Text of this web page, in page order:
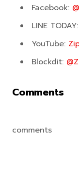
Facebook:
LINE TODAY:
YouTube:
Blockdit:
Comments
comments